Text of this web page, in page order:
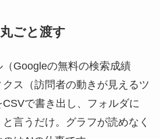
ごと渡す
Googleの無料の検索成績
ス（訪問者の動きが見えるツ
で書き出し、フォルダに
言うだけ。グラフが読めなく